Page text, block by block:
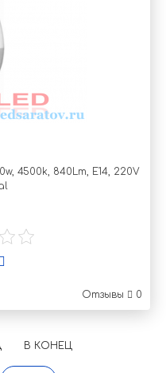
4500k, 840Lm, Е14, 220V
Отзывы 0
В КОНЕЦ